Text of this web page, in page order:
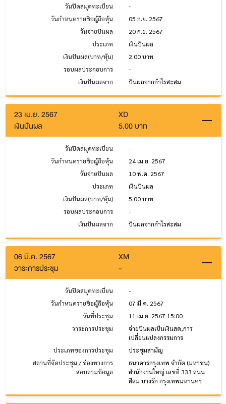
วันปิดสมุดทะเบียน
-
วันกำหนดรายชื่อผู้ถือหุ้น
05 ก.ย. 2567
วันจ่ายปันผล
20 ก.ย. 2567
ประเภท
เงินปันผล
เงินปันผล(บาท/หุ้น)
2.00 บาท
รอบผลประกอบการ
-
เงินปันผลจาก
ปันผลจากกำไรสะสม
23 เม.ย. 2567
XD
เงินปันผล
5.00 บาท
วันปิดสมุดทะเบียน
-
วันกำหนดรายชื่อผู้ถือหุ้น
24 เม.ย. 2567
วันจ่ายปันผล
10 พ.ค. 2567
ประเภท
เงินปันผล
เงินปันผล(บาท/หุ้น)
5.00 บาท
รอบผลประกอบการ
-
เงินปันผลจาก
ปันผลจากกำไรสะสม
06 มี.ค. 2567
XM
วาระการประชุม
-
วันปิดสมุดทะเบียน
-
วันกำหนดรายชื่อผู้ถือหุ้น
07 มี.ค. 2567
วันที่ประชุม
11 เม.ย. 2567 15:00
วาระการประชุม
จ่ายปันผลเป็นเงินสด,การ
เปลี่ยนแปลงกรรมการ
ประเภทของการประชุม
ประชุมสามัญ
สถานที่จัดประชุม / ช่องทางการ
สอบถามข้อมูล
ธนาคารกรุงเทพ จำกัด (มหาชน)
สำนักงานใหญ่ เลขที่ 333 ถนน
สีลม บางรัก กรุงเทพมหานคร